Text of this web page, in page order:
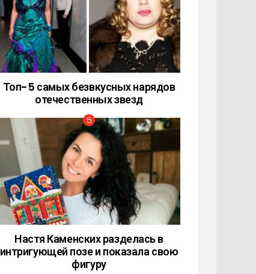
Топ-5 самых безвкусных нарядов
отечественных звезд
Настя Каменских разделась в
интригующей позе и показала свою
фигуру